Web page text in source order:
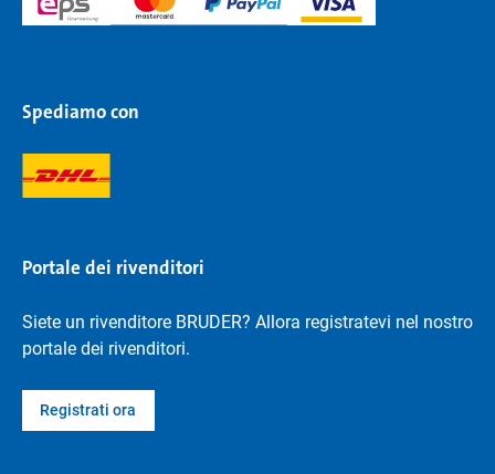
Spediamo con
Portale dei rivenditori
Siete un rivenditore BRUDER? Allora registratevi nel nostro
portale dei rivenditori.
Registrati ora